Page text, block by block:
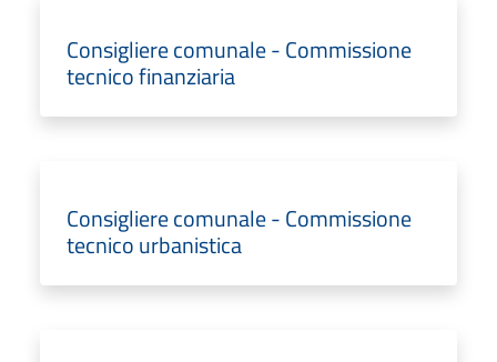
Consigliere comunale - Commissione
tecnico finanziaria
Consigliere comunale - Commissione
tecnico urbanistica